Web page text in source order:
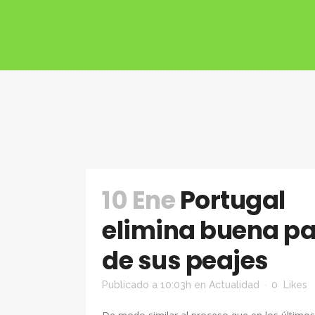
10 EnePortugal
elimina buena
de sus peajes
Publicado a 10:03h en Actualidad 0 Likes